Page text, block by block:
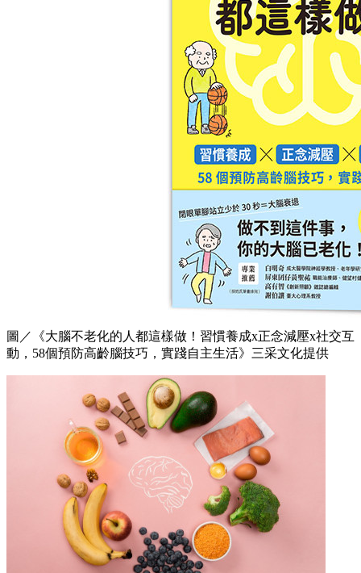
圖／《大腦不老化的人都這樣做！習慣養成x正念減壓x社交互
動，58個預防高齡腦技巧，實踐自主生活》三采文化提供